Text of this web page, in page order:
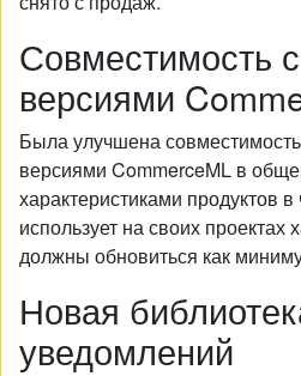
Совместимость
версиями
Была улучшена
версиями CommerceML в
характеристиками продуктов в
использует на своих проектах
должны обновиться как
Новая
уведомлений